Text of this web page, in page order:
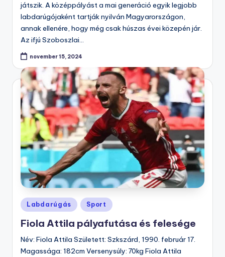
játszik. A középpályást a mai generáció egyik legjobb
labdarúgójaként tartják nyilván Magyarországon,
annak ellenére, hogy még csak húszas évei közepén jár.
Az ifjú Szoboszlai…
november 15, 2024
Posted
in
Labdarúgás Sport
Fiola Attila pályafutása és felesége
Név: Fiola Attila Született: Szkszárd, 1990. február 17.
Magassága: 182cm Versenysúly: 70kg Fiola Attila